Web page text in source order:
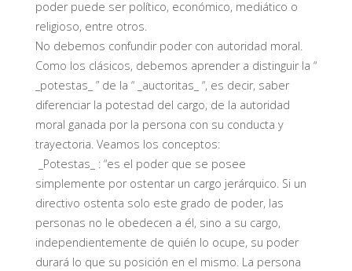
poder puede ser político, económico, mediático o
religioso, entre otros.
No debemos confundir poder con autoridad moral.
Como los clásicos, debemos aprender a distinguir la “
_potestas_ ” de la “ _auctoritas_ “, es decir, saber
diferenciar la potestad del cargo, de la autoridad
moral ganada por la persona con su conducta y
trayectoria. Veamos los conceptos:
_Potestas_ : “es el poder que se posee
simplemente por ostentar un cargo jerárquico. Si un
directivo ostenta solo este grado de poder, las
personas no le obedecen a él, sino a su cargo,
independientemente de quién lo ocupe, su poder
durará lo que su posición en el mismo. La persona